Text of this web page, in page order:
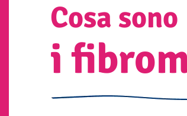
Cosa sono
i